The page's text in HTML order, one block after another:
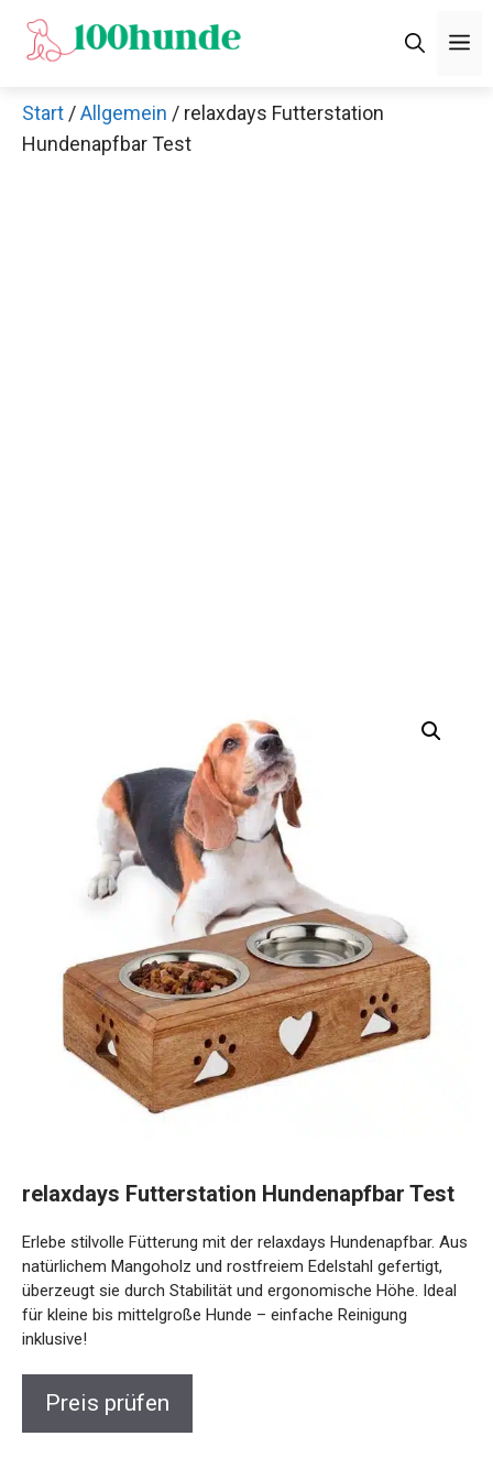
Zum
Inhalt
Start /Allgemein / relaxdays Futterstation
Hundenapfbar Test
relaxdays Futterstation Hundenapfbar Test
Erlebe stilvolle Fütterung mit der relaxdays Hundenapfbar. Aus
natürlichem Mangoholz und rostfreiem Edelstahl gefertigt,
überzeugt sie durch Stabilität und ergonomische Höhe. Ideal
für kleine bis mittelgroße Hunde – einfache Reinigung
inklusive!
Preis prüfen